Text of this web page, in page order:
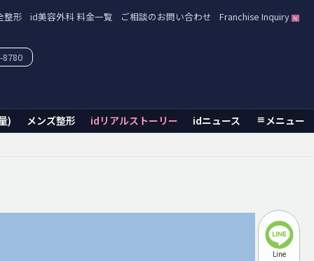
整形 id美容外科 料金一覧 ご相談のお問い合わせ Franchise Inquiry
) メンズ整形 idリアルストーリー idニュース メニュー
8780
Line